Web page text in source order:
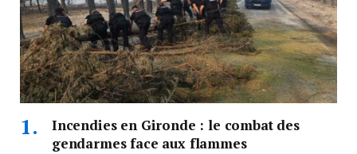
Incendies en Gironde : le combat des
gendarmes face aux flammes